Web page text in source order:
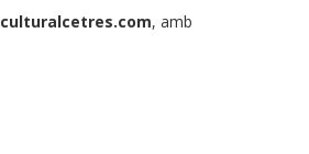
culturalcetres.com, amb